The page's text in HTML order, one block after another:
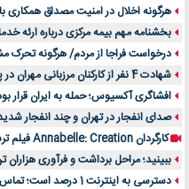
هرگونه اخلال در امنیت مصداق
بخشنامه مهم بیمه مرکزی درباره ارئه
درخواست فراجا از مردم/ هرگونه تحرک
شهادت 4 نفر از کارکنان مرزبانی مهران در پی حملات اسرائیل و آمریکا
افشاگری آکسیوس؛ حمله به ایران قرار
صدای انفجار در تهران و چند انفجار
کارگردان Annabelle: Creation فیلم ترسناک جدیدی می‌سازد
ببینید؛ مراحل برداشت و فرآوری هزاران
دسترسی به اینترنت 1 درصد است؛ تماس بین‌الملل هم با اختلال همراه است